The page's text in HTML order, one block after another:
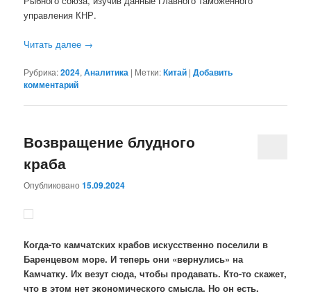
управления КНР.
Читать далее →
Рубрика:2024,Аналитика | Метки:Китай |Добавить
комментарий
Возвращение блудного
краба
Опубликовано15.09.2024
Когда-то камчатских крабов искусственно поселили в
Баренцевом море. И теперь они «вернулись» на
Камчатку. Их везут сюда, чтобы продавать. Кто-то скажет,
что в этом нет экономического смысла. Но он есть.